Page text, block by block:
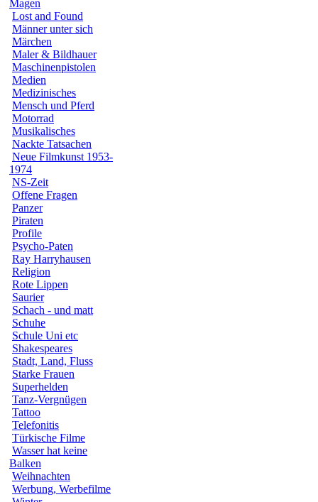
Magen
Lost and Found
Männer unter sich
Märchen
Maler & Bildhauer
Maschinenpistolen
Medien
Medizinisches
Mensch und Pferd
Motorrad
Musikalisches
Nackte Tatsachen
Neue Filmkunst 1953-
1974
NS-Zeit
Offene Fragen
Panzer
Piraten
Profile
Psycho-Paten
Ray Harryhausen
Religion
Rote Lippen
Saurier
Schach - und matt
Schuhe
Schule Uni etc
Shakespeares
Stadt, Land, Fluss
Starke Frauen
Superhelden
Tanz-Vergnügen
Tattoo
Telefonitis
Türkische Filme
Wasser hat keine
Balken
Weihnachten
Werbung, Werbefilme